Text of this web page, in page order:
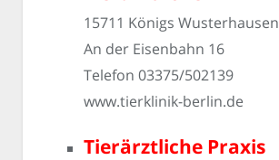
15711 Königs Wusterhausen
An der Eisenbahn 16
Telefon 03375/502139
www.tierklinik-berlin.de
Tierärztliche Praxis